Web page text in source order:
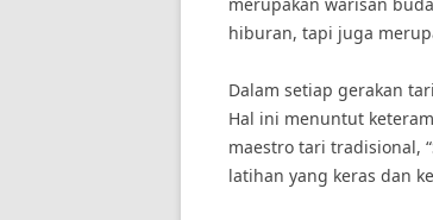
hiburan, tapi juga
Dalam setiap gerakan
Hal ini menuntut
maestro tari tradisional,
latihan yang keras dan